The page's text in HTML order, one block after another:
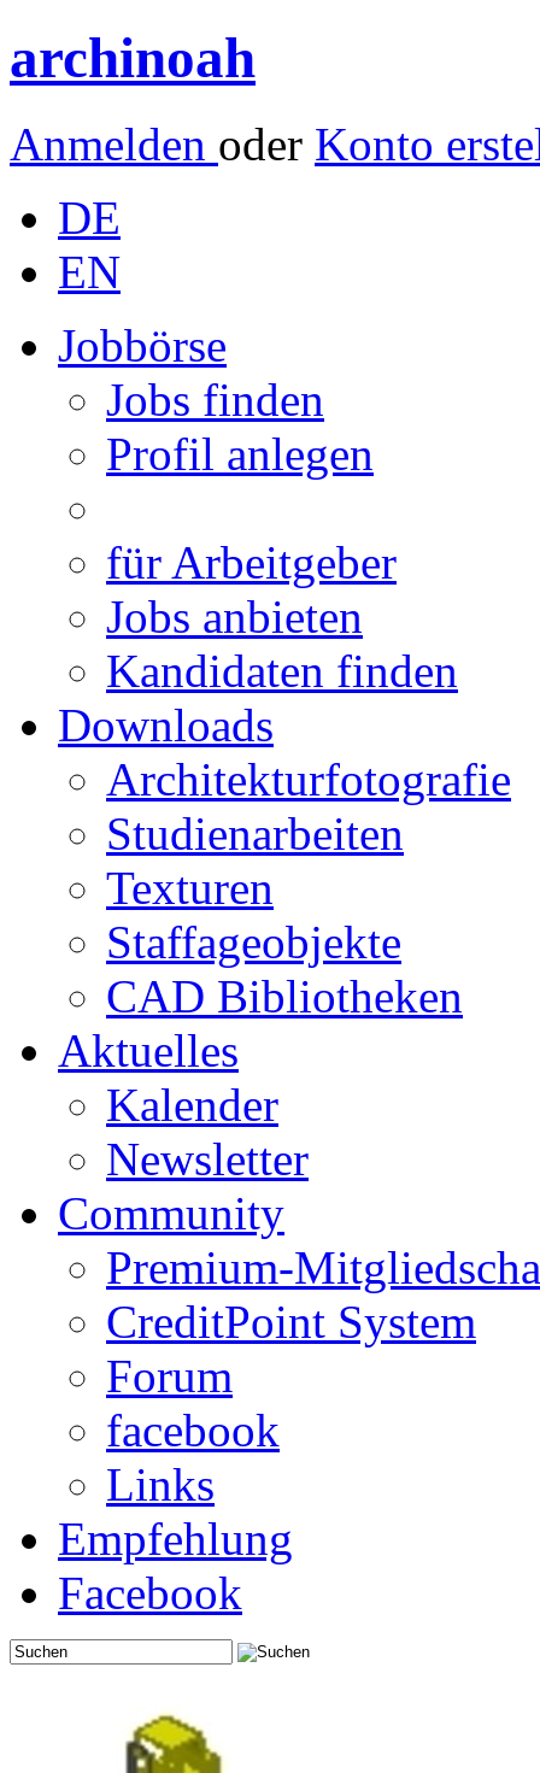
archinoah
Anmelden oder Konto
DE
EN
Jobbörse
Jobs finden
Profil anlegen
für Arbeitgeber
Jobs anbieten
Kandidaten finden
Downloads
Architekturfotografie
Studienarbeiten
Texturen
Staffageobjekte
CAD Bibliotheken
Aktuelles
Kalender
Newsletter
Community
Premium-
CreditPoint System
Forum
facebook
Links
Empfehlung
Facebook